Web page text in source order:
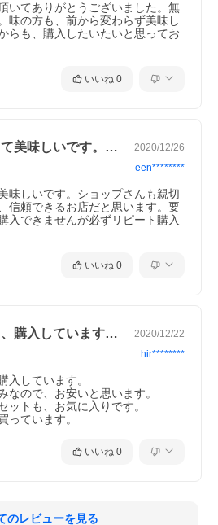
いてありがとうございました。無
味の方も、前から変わらず美味し
らも、購入したいたいと思ってお
いいね 0
とっても飲みやすくて美味しいです。ショ… 2020/12/26
een********
味しいです。ショップさんも親切
信頼できるお店だと思います。要
入できませんが必ずリピート購入
いいね 0
生マッコリにハマり、購入しています。こ… 2020/12/22
hir********
入しています。
なので、お安いと思います。
ットも、お気に入りです。
っています。
いいね 0
のレビューを見る